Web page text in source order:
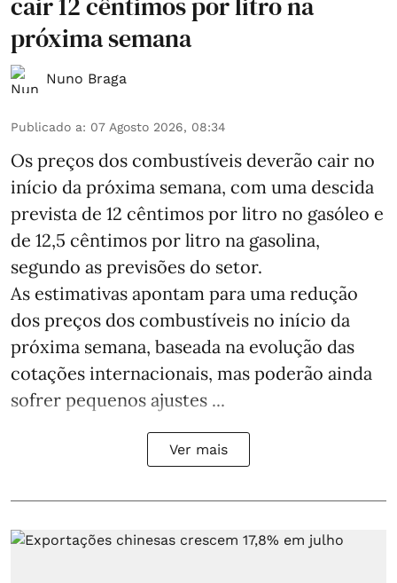
próxima semana
Nuno Braga
Publicado a: 07 Agosto 2026, 08:34
Os preços dos combustíveis deverão cair no
início da próxima semana, com uma descida
prevista de 12 cêntimos por litro no gasóleo e
de 12,5 cêntimos por litro na gasolina,
segundo as previsões do setor.
As estimativas apontam para uma redução
dos preços dos combustíveis no início da
próxima semana, baseada na evolução das
cotações internacionais, mas poderão ainda
sofrer pequenos ajustes ...
Ver mais